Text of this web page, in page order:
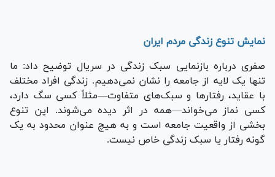
نمایش تنوع زندگی مردم ایران
صفری درباره بازنمایی سبک زندگی در سریال توضیح داد: ما
تنها یک لایه از جامعه را نشان نمی‌دهیم. زندگی افراد مختلف
با عقاید، رفتارها و سبک‌های متفاوت—مثلاً کسی سگ دارد،
کسی نماز می‌خواند—همه در اثر دیده می‌شوند. این تنوع
بخشی از واقعیت جامعه است و به هیچ عنوان محدود به یک
گونه رفتار یا سبک زندگی خاص نیست.